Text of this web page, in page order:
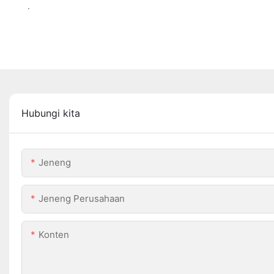
.
Hubungi kita
Jeneng
Jeneng Perusahaan
Konten